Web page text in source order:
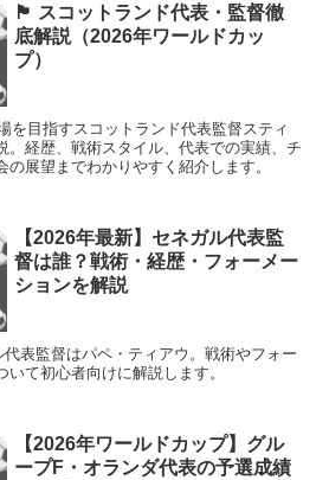
🏴 スコットランド代表・監督徹
底解説（2026年ワールドカッ
プ）
を目指すスコットランド代表監督スティ
。経歴、戦術スタイル、代表での実績、チ
展望までわかりやすく紹介します。
【2026年最新】セネガル代表監
督は誰？戦術・経歴・フォーメー
ションを解説
表監督はパペ・ティアウ。戦術やフォー
て初心者向けに解説します。
【2026年ワールドカップ】グル
ープF・オランダ代表の予選成績